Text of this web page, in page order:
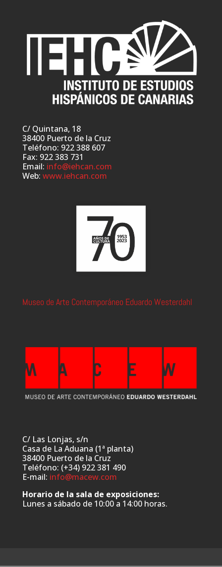
C/ Quintana, 18
38400 Puerto de la Cruz
Teléfono: 922 388 607
Fax: 922 383 731
Email: info@iehcan.com
Web: www.iehcan.com
Museo de Arte Contemporáneo Eduardo Westerdahl
C/ Las Lonjas, s/n
Casa de La Aduana (1ª planta)
38400 Puerto de la Cruz
Teléfono: (+34) 922 381 490
E-mail: info@macew.com
Horario de la sala de exposiciones:
Lunes a sábado de 10:00 a 14:00 horas.